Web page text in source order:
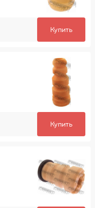
Купить
Купить